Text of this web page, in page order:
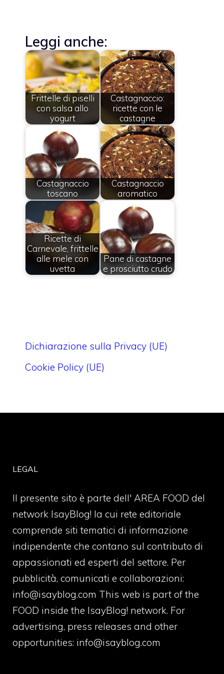
Leggi anche:
Frittelle di piselli
con salsa allo
yogurt
Castagnaccio:
ricette con le
castagne
Castagnaccio
toscano
Castagnaccio
aromatico
Ricette di
Carnevale, frittelle
alle mele con
uvetta
Pane di castagne
e prosciutto crudo
Dichiarazione sulla Privacy (UE)
Cookie Policy (UE)
LEGAL
Il presente sito è parte dell' AREA FOOD del
network IsayBlog! la cui rete editoriale
comprende siti tematici di informazione
indipendente che contano sul contributo di
appassionati ed esperti del settore. Per
pubblicità, comunicati e collaborazioni:
info@isayblog.com This web is part of the
FOOD inside the IsayBlog! network. For
advertising, press releases and other
opportunities: info@isayblog.com